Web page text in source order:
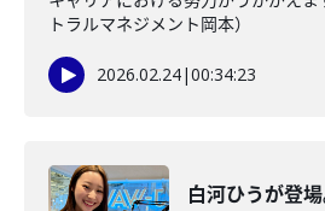
トラルマネジメント岡本）
2026.02.24|00:34:23
白河ひうが登